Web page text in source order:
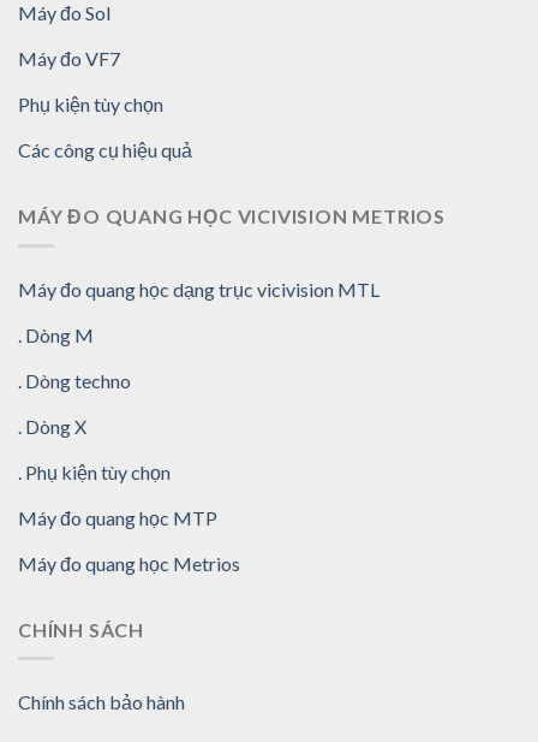
Máy đo Sol
Máy đo VF7
Phụ kiện tùy chọn
Các công cụ hiệu quả
MÁY ĐO QUANG HỌC VICIVISION METRIOS
Máy đo quang học dạng trục vicivision MTL
. Dòng M
. Dòng techno
. Dòng X
. Phụ kiện tùy chọn
Máy đo quang học MTP
Máy đo quang học Metrios
CHÍNH SÁCH
Chính sách bảo hành